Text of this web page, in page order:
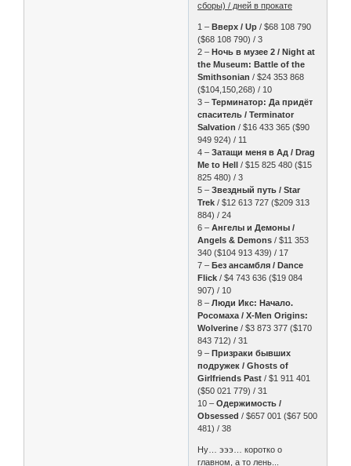
сборы) / дней в прокате
1 – Вверх / Up / $68 108 790
($68 108 790) / 3
2 – Ночь в музее 2 / Night at
the Museum: Battle of the
Smithsonian / $24 353 868
($104,150,268) / 10
3 –Терминатор: Да придёт
спаситель / Terminator
Salvation / $16 433 365 ($90
949 924) / 11
4 –Затащи меня в Ад / Drag
Me to Hell
/ $15 825 480 ($15
825 480) / 3
5 –Звездный путь / Star
Trek / $12 613 727 ($209 313
884) / 24
6 –Ангелы и Демоны /
Angels & Demons / $11 353
340 ($104 913 439) / 17
7 – Без ансамбля / Dance
Flick / $4 743 636 ($19 084
907) / 10
8 –Люди Икс: Начало.
Росомаха / X-Men Origins:
Wolverine / $3 873 377 ($170
843 712) / 31
9 – Призраки бывших
подружек / Ghosts of
Girlfriends Past / $1 911 401
($50 021 779) / 31
10 –Одержимость /
Obsessed / $657 001 ($67 500
481) / 38
Ну… эээ… коротко о
главном, а то лень...